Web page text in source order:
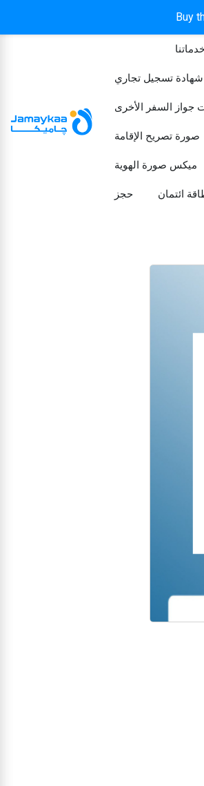
Buy
شهادة تسجيل تجاري
جواز السفر الأخرى
صورة تصريح الإقامة
ميكس صورة الهوية
حجز ائتمان